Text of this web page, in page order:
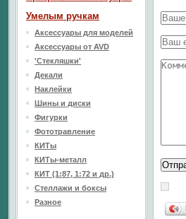
Умелым ручкам
Аксессуары для моделей
Аксессуары от AVD
'Стекляшки'
Декали
Наклейки
Шины и диски
Фигурки
Фототравление
КИТы
КИТы-металл
КИТ (1:87, 1:72 и др.)
Стеллажи и боксы
Разное